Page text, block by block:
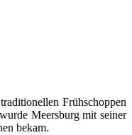
Frühschoppen
Meersburg mit seiner
bekam.